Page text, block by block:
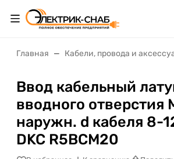
Главная Кабели, провода и
Ввод кабельный
вводного отверстия
наружн. d кабеля 8-
DKC R5BCM20